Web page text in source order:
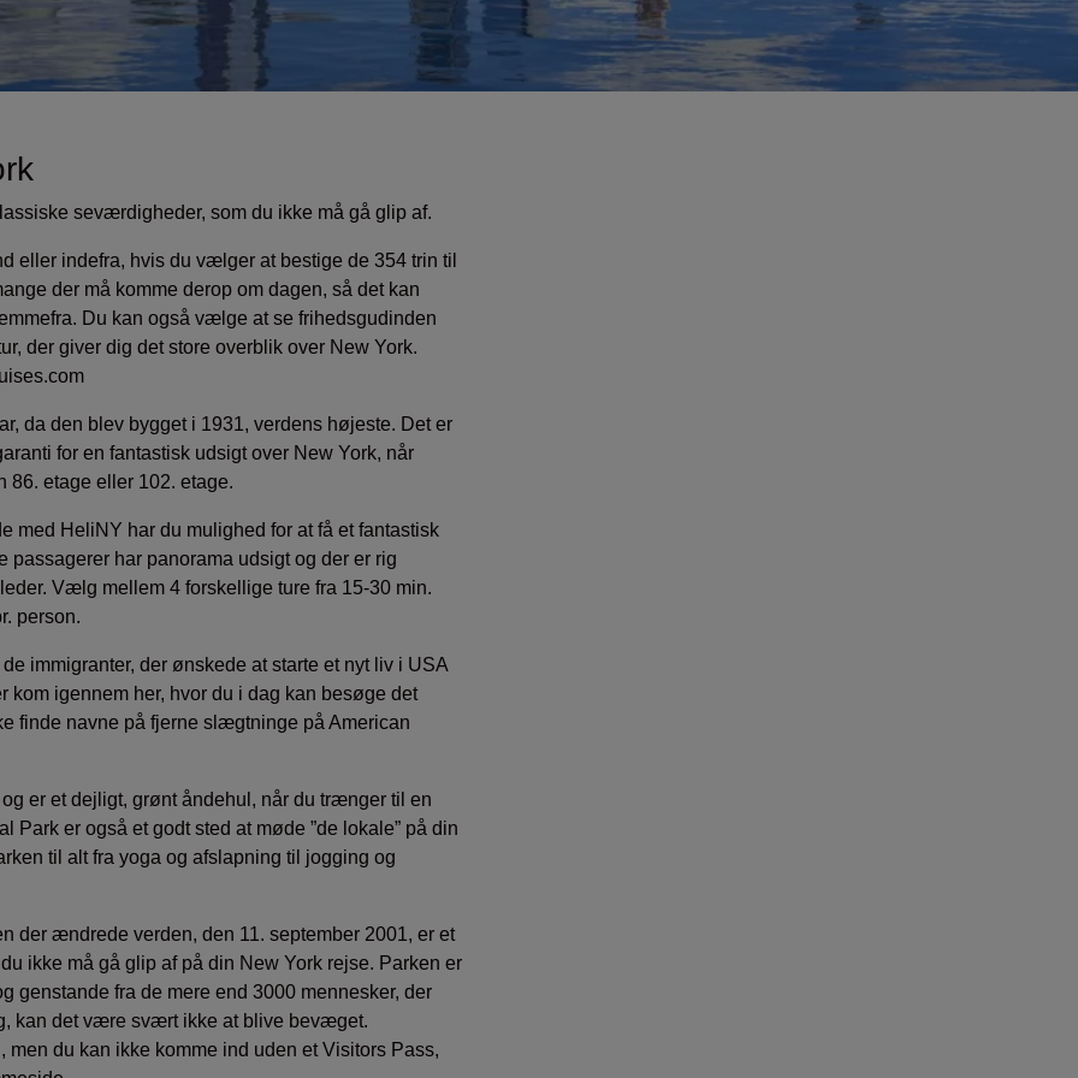
seværdigheder, som du ikke må gå glip af.
eller indefra, hvis du vælger at bestige de 354 trin til
der må komme derop om dagen, så det kan
Du kan også vælge at se frihedsgudinden
der giver dig det store overblik over New York.
da den blev bygget i 1931, verdens højeste. Det er
for en fantastisk udsigt over New York, når
86. etage eller 102. etage.
med HeliNY har du mulighed for at få et fantastisk
passagerer har panorama udsigt og der er rig
Vælg mellem 4 forskellige ture fra 15-30 min.
person.
immigranter, der ønskede at starte et nyt liv i USA
kom igennem her, hvor du i dag kan besøge det
finde navne på fjerne slægtninge på American
er et dejligt, grønt åndehul, når du trænger til en
Park er også et godt sted at møde ”de lokale” på din
til alt fra yoga og afslapning til jogging og
der ændrede verden, den 11. september 2001, er et
ikke må gå glip af på din New York rejse. Parken er
genstande fra de mere end 3000 mennesker, der
kan det være svært ikke at blive bevæget.
men du kan ikke komme ind uden et Visitors Pass,